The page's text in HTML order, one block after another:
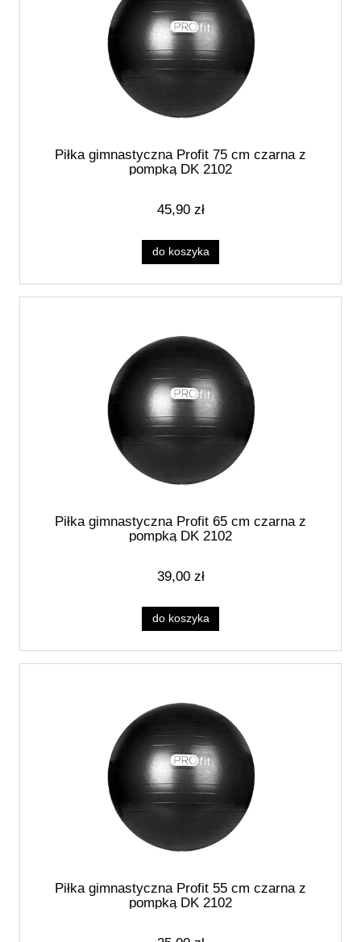
Piłka gimnastyczna Profit 75 cm czarna z
pompką DK 2102
45,90 zł
do koszyka
Piłka gimnastyczna Profit 65 cm czarna z
pompką DK 2102
39,00 zł
do koszyka
Piłka gimnastyczna Profit 55 cm czarna z
pompką DK 2102